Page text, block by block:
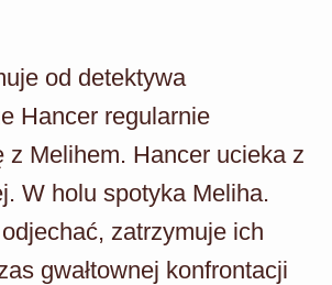
od detektywa
Hancer regularnie
z Melihem. Hancer ucieka z
W holu spotyka Meliha.
zatrzymuje ich
gwałtownej konfrontacji